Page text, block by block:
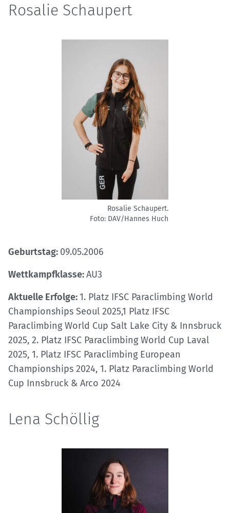
Rosalie Schaupert
Rosalie Schaupert.
Foto: DAV/Hannes Huch
Geburtstag: 09.05.2006
Wettkampfklasse:AU3
Aktuelle Erfolge:1. Platz IFSC Paraclimbing World
Championships Seoul 2025,1 Platz IFSC
Paraclimbing World Cup Salt Lake City & Innsbruck
2025, 2. Platz IFSC Paraclimbing World Cup Laval
2025, 1. Platz IFSC Paraclimbing European
Championships 2024, 1. Platz Paraclimbing World
Cup Innsbruck & Arco 2024
Lena Schöllig